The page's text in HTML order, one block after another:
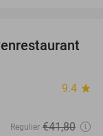
34%
9.4 star
Regulier €41,80